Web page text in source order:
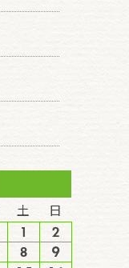
土 日
1
2
8
9